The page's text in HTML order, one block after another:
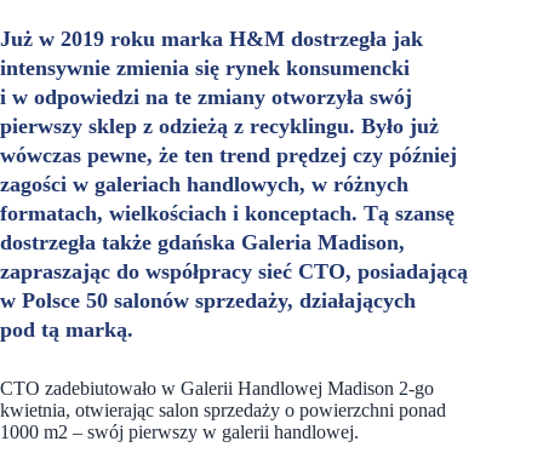
Już w 2019 roku marka H&M dostrzegła jak
intensywnie zmienia się rynek konsumencki
i w odpowiedzi na te zmiany otworzyła swój
pierwszy sklep z odzieżą z recyklingu. Było już
wówczas pewne, że ten trend prędzej czy później
zagości w galeriach handlowych, w różnych
formatach, wielkościach i konceptach. Tą szansę
dostrzegła także gdańska Galeria Madison,
zapraszając do współpracy sieć CTO, posiadającą
w Polsce 50 salonów sprzedaży, działających
pod tą marką.
CTO zadebiutowało w Galerii Handlowej Madison 2-go
kwietnia, otwierając salon sprzedaży o powierzchni ponad
1000 m2 – swój pierwszy w galerii handlowej.